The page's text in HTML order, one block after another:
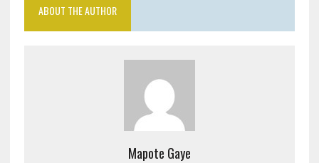
ABOUT THE AUTHOR
Mapote Gaye